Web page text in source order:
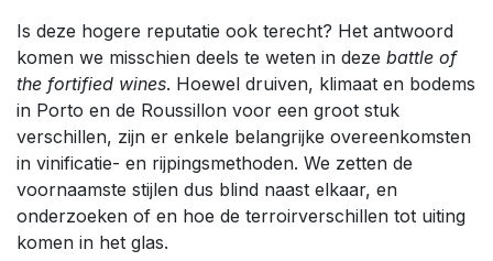
Is deze hogere reputatie ook terecht? Het antwoord
komen we misschien deels te weten in deze battle of
the fortified wines. Hoewel druiven, klimaat en bodems
in Porto en de Roussillon voor een groot stuk
verschillen, zijn er enkele belangrijke overeenkomsten
in vinificatie- en rijpingsmethoden. We zetten de
voornaamste stijlen dus blind naast elkaar, en
onderzoeken of en hoe de terroirverschillen tot uiting
komen in het glas.